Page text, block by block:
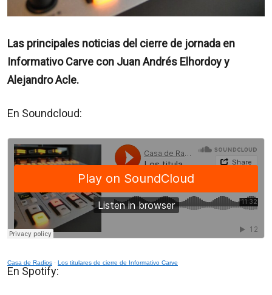
Las principales noticias del cierre de jornada en
Informativo Carve con Juan Andrés Elhordoy y
Alejandro Acle.
En Soundcloud:
Casa de Radios · Los titulares de cierre de Informativo Carve
En Spotify: